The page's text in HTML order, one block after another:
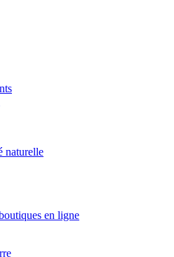
et Solidaires pour une entraide
naturelle
en ligne